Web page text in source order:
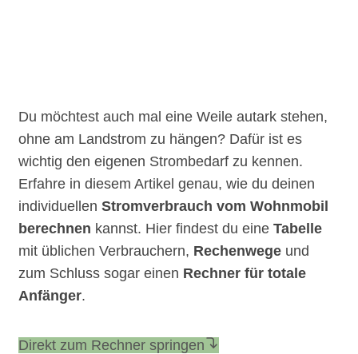
Du möchtest auch mal eine Weile autark stehen,
ohne am Landstrom zu hängen? Dafür ist es
wichtig den eigenen Strombedarf zu kennen.
Erfahre in diesem Artikel genau, wie du deinen
individuellen Stromverbrauch vom Wohnmobil
berechnen kannst. Hier findest du eine Tabelle
mit üblichen Verbrauchern, Rechenwege und
zum Schluss sogar einen Rechner für totale
Anfänger.
Direkt zum Rechner springen